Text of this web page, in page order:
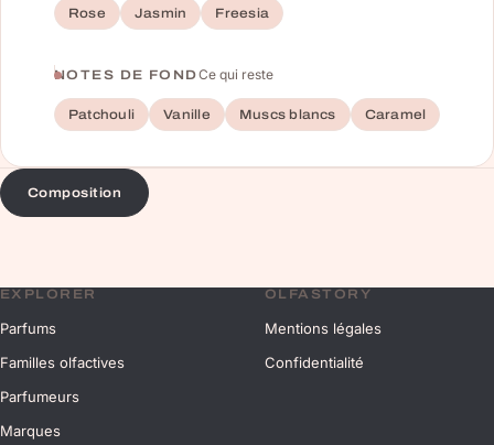
Rose Jasmin Freesia
NOTES DE FONDCe qui reste
Patchouli Vanille Muscs blancs Caramel
Composition
EXPLORER
Parfums
Familles olfactives
Parfumeurs
Marques
OLFASTORY
Mentions légales
Confidentialité